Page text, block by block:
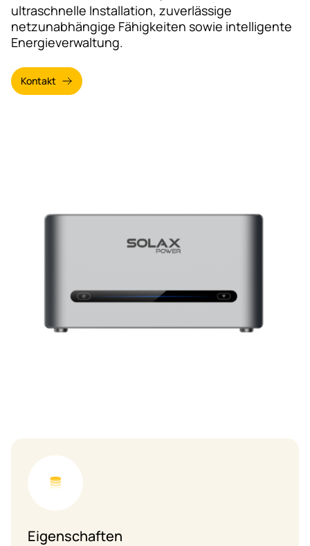
ultraschnelle Installation, zuverlässige
netzunabhängige Fähigkeiten sowie intelligente
Energieverwaltung.
Kontakt
Eigenschaften